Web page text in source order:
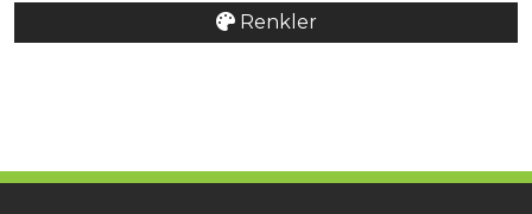
Renkler